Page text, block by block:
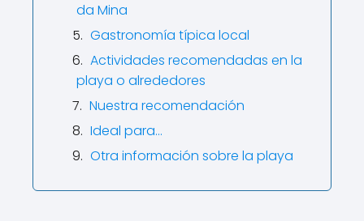
da Mina
Gastronomía típica local
Actividades recomendadas en la
playa o alrededores
Nuestra recomendación
Ideal para…
Otra información sobre la playa